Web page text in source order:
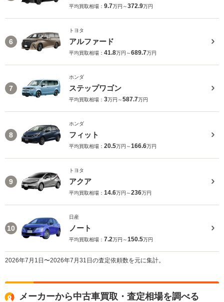
平均買取相場： 9.7万円～372.9万円
6
トヨタ
アルファード
平均買取相場： 41.8万円～689.7万円
7
ホンダ
ステップワゴン
平均買取相場： 3万円～587.7万円
8
ホンダ
フィット
平均買取相場： 20.5万円～166.6万円
9
トヨタ
アクア
平均買取相場： 14.6万円～236万円
10
日産
ノート
平均買取相場： 7.2万円～150.5万円
2026年7月1日〜2026年7月31日の査定依頼数を元に集計。
メーカーから中古車買取・査定相場を調べる